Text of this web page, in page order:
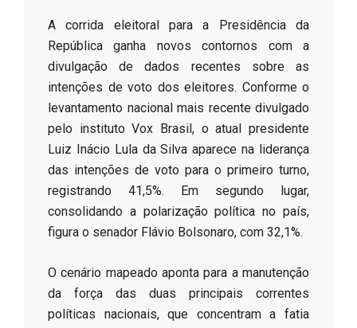
​A corrida eleitoral para a Presidência da
República ganha novos contornos com a
divulgação de dados recentes sobre as
intenções de voto dos eleitores. Conforme o
levantamento nacional mais recente divulgado
pelo instituto Vox Brasil, o atual presidente
Luiz Inácio Lula da Silva aparece na liderança
das intenções de voto para o primeiro turno,
registrando 41,5%. Em segundo lugar,
consolidando a polarização política no país,
figura o senador Flávio Bolsonaro, com 32,1%.
​O cenário mapeado aponta para a manutenção
da força das duas principais correntes
políticas nacionais, que concentram a fatia